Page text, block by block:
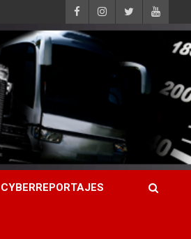
CYBERREPORTAJES